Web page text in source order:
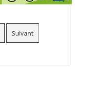
Suivant